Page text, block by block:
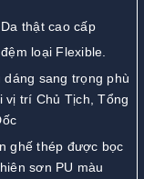
thật cao cấp
loại Flexible.
dáng sang trọng phù
vị trí Chủ Tịch, Tổng
ghế thép được bọc
sơn PU màu